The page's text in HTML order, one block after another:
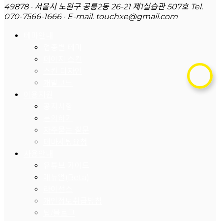
49878 · 서울시 노원구 공릉2동 26-21 제1실습관 507호 Tel.
070-7566-1666 · E-mail. touchxe@gmail.com